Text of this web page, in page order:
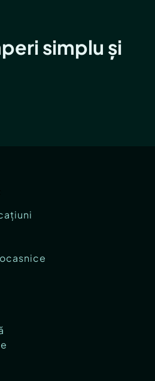
simplu și